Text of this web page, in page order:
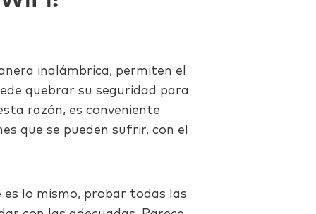
inalámbrica, permiten el
quebrar su seguridad para
razón, es conveniente
que se pueden sufrir, con el
es lo mismo, probar todas las